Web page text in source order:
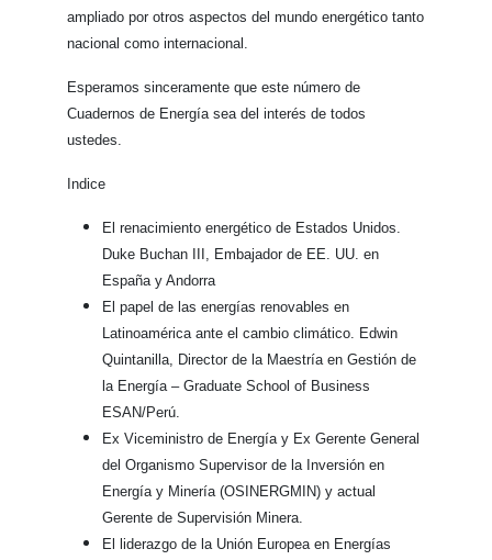
ampliado por otros aspectos del mundo energético tanto
nacional como internacional.
Esperamos sinceramente que este número de
Cuadernos de Energía sea del interés de todos
ustedes.
Indice
El renacimiento energético de Estados Unidos.
Duke Buchan III, Embajador de EE. UU. en
España y Andorra
El papel de las energías renovables en
Latinoamérica ante el cambio climático. Edwin
Quintanilla, Director de la Maestría en Gestión de
la Energía – Graduate School of Business
ESAN/Perú.
Ex Viceministro de Energía y Ex Gerente General
del Organismo Supervisor de la Inversión en
Energía y Minería (OSINERGMIN) y actual
Gerente de Supervisión Minera.
El liderazgo de la Unión Europea en Energías